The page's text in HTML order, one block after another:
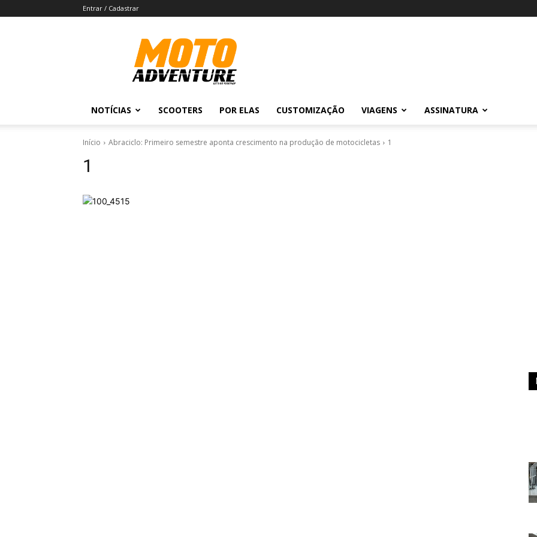
Entrar / Cadastrar
Revista
Moto
Adventure
NOTÍCIAS SCOOTERS POR ELAS CUSTOMIZAÇÃO VIAGENS ASSINATURA
Início Abraciclo: Primeiro semestre aponta crescimento na produção de motocicletas 1
1